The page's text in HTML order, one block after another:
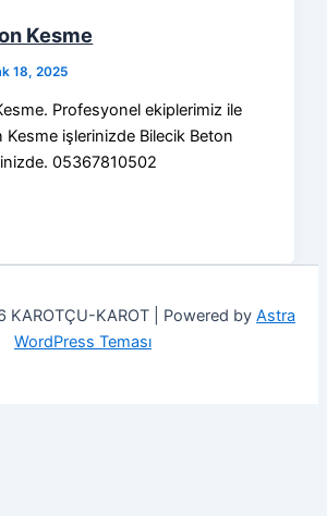
Kesme
18, 2025
Profesyonel ekiplerimiz ile
Kesme işlerinizde Bilecik Beton
05367810502
KAROT | Powered by Astra
WordPress Teması